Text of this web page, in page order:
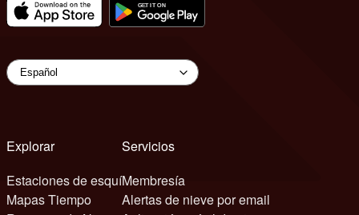
Explorar
Estaciones de esquí
Mapas Tiempo
Servicios
Membresía
Alertas de nieve por email